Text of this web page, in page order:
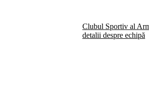
Clubul Sportiv al
detalii despre echipă